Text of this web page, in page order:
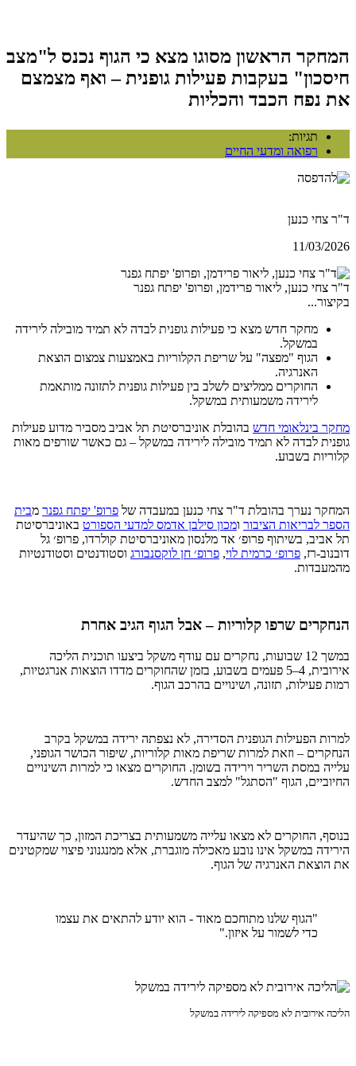
המחקר הראשון מסוגו מצא כי הגוף נכנס ל"מצב
חיסכון" בעקבות פעילות גופנית – ואף מצמצם
את נפח הכבד והכליות
תגיות:
רפואה ומדעי החיים
ד"ר צחי כנען
11/03/2026
ד"ר צחי כנען, ליאור פרידמן, ופרופ' יפתח גפנר
בקיצור...
מחקר חדש מצא כי פעילות גופנית לבדה לא תמיד מובילה לירידה
במשקל.
הגוף "מפצה" על שריפת הקלוריות באמצעות צמצום הוצאת
האנרגיה.
החוקרים ממליצים לשלב בין פעילות גופנית לתזונה מותאמת
לירידה משמעותית במשקל.
מחקר בינלאומי חדש בהובלת אוניברסיטת תל אביב מסביר מדוע פעילות
גופנית לבדה לא תמיד מובילה לירידה במשקל – גם כאשר שורפים מאות
קלוריות בשבוע.
המחקר נערך בהובלת ד"ר צחי כנען במעבדה של פרופ' יפתח גפנר מבית
הספר לבריאות הציבור ומכון סילבן אדמס למדעי הספורט באוניברסיטת
תל אביב, בשיתוף פרופ׳ אד מלנסון מאוניברסיטת קולרדו, פרופ׳ גל
דובנוב-רז, פרופ׳ כרמית לוי, פרופ׳ חן לוקסנבורג וסטודנטים וסטודנטיות
מהמעבדות.
הנחקרים שרפו קלוריות – אבל הגוף הגיב אחרת
במשך 12 שבועות, נחקרים עם עודף משקל ביצעו תוכנית הליכה
אירובית, 4–5 פעמים בשבוע, בזמן שהחוקרים מדדו הוצאות אנרגטיות,
רמות פעילות, תזונה, ושינויים בהרכב הגוף.
למרות הפעילות הגופנית הסדירה, לא נצפתה ירידה במשקל בקרב
הנחקרים – וזאת למרות שריפת מאות קלוריות, שיפור הכושר הגופני,
עלייה במסת השריר וירידה בשומן. החוקרים מצאו כי למרות השינויים
החיוביים, הגוף "הסתגל" למצב החדש.
בנוסף, החוקרים לא מצאו עלייה משמעותית בצריכת המזון, כך שהיעדר
הירידה במשקל אינו נובע מאכילה מוגברת, אלא ממנגנוני פיצוי שמקטינים
את הוצאת האנרגיה של הגוף.
"הגוף שלנו מתוחכם מאוד - הוא יודע להתאים את עצמו
כדי לשמור על איזון."
הליכה אירובית לא מספיקה לירידה במשקל